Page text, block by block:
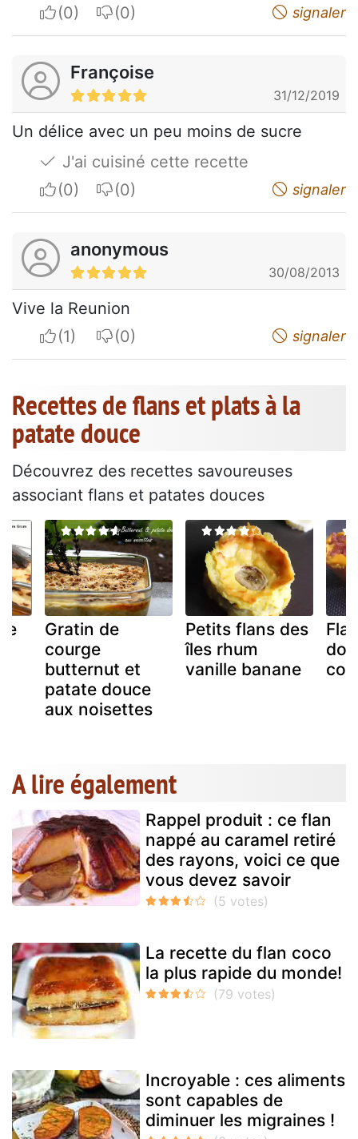
I apreciateI do not appreciate signaler
Françoise
31/12/2019
Un délice avec un peu moins de sucre
J'ai cuisiné cette recette
I apreciateI do not appreciate signaler
anonymous
30/08/2013
Vive la Reunion
I apreciateI do not appreciate signaler
Recettes de flans et plats à la
patate douce
Découvrez des recettes savoureuses
associant flans et patates douces
Gratin de
courge
butternut et
patate douce
aux noisettes
Petits flans des
îles rhum
vanille banane
A lire également
Rappel produit : ce flan
nappé au caramel retiré
des rayons, voici ce que
vous devez savoir
La recette du flan coco
la plus rapide du monde!
Incroyable : ces aliments
sont capables de
diminuer les migraines !